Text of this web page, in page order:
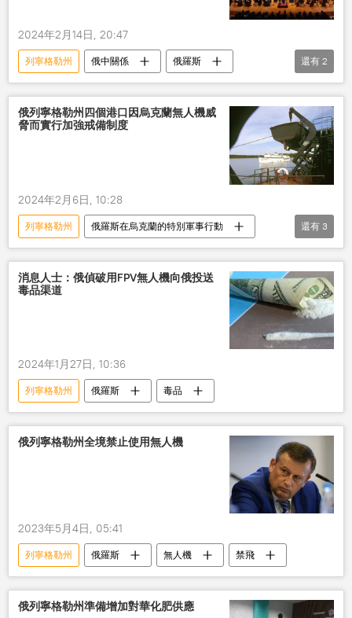
2024年2月14日, 20:47
列寧格勒州 俄中關係
俄羅斯
中國
文化 音樂
還有 2
俄列寧格勒州四個港口因烏克蘭無人機威
脅而實行加強戒備制度
2024年2月6日, 10:28
列寧格勒州
俄羅斯在烏克蘭的特別軍事行動
俄羅斯
反無人機 軍事
還有 3
消息人士：俄偵破用FPV無人機向俄投送
毒品渠道
2024年1月27日, 10:36
列寧格勒州 俄羅斯 毒品
俄列寧格勒州全境禁止使用無人機
2023年5月4日, 05:41
列寧格勒州 俄羅斯 無人機 禁飛
俄列寧格勒州準備增加對華化肥供應